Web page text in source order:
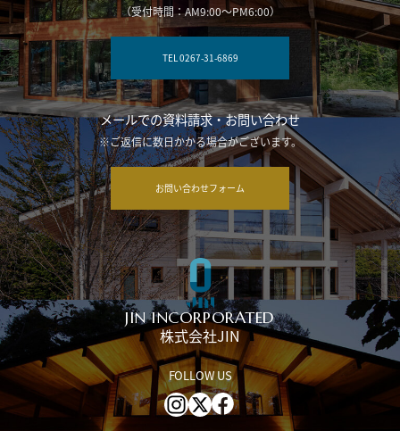
（受付時間：AM9:00～PM6:00）
TEL 0267-31-6869
メールでの資料請求・お問い合わせ
※ご返信に数日かかる場合がございます。
お問い合わせフォーム
JIN INCORPORATED
株式会社JIN
FOLLOW US